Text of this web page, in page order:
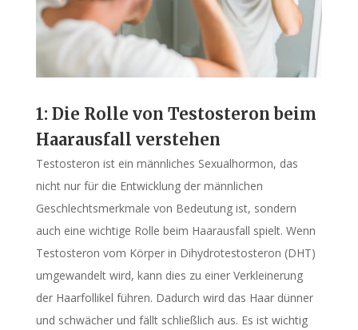
1: Die Rolle von Testosteron beim
Haarausfall verstehen
Testosteron ist ein männliches Sexualhormon, das
nicht nur für die Entwicklung der männlichen
Geschlechtsmerkmale von Bedeutung ist, sondern
auch eine wichtige Rolle beim Haarausfall spielt. Wenn
Testosteron vom Körper in Dihydrotestosteron (DHT)
umgewandelt wird, kann dies zu einer Verkleinerung
der Haarfollikel führen. Dadurch wird das Haar dünner
und schwächer und fällt schließlich aus. Es ist wichtig